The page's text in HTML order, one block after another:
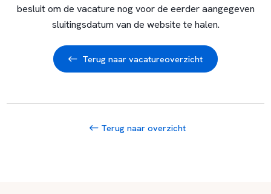
besluit om de vacature nog voor de eerder aangegeven
sluitingsdatum van de website te halen.
Terug naar vacatureoverzicht
Terug naar overzicht